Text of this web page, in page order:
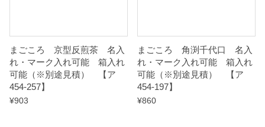
まごころ 京型反煎茶 名入
れ・マーク入れ可能 箱入れ
可能（※別途見積） 【ア
454-257】
¥903
まごころ 角渕千代口 名入
れ・マーク入れ可能 箱入れ
可能（※別途見積） 【ア
454-197】
¥860